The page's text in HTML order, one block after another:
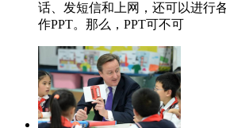
话、发短信和上网，还可以进行
作PPT。那么，PPT可不可